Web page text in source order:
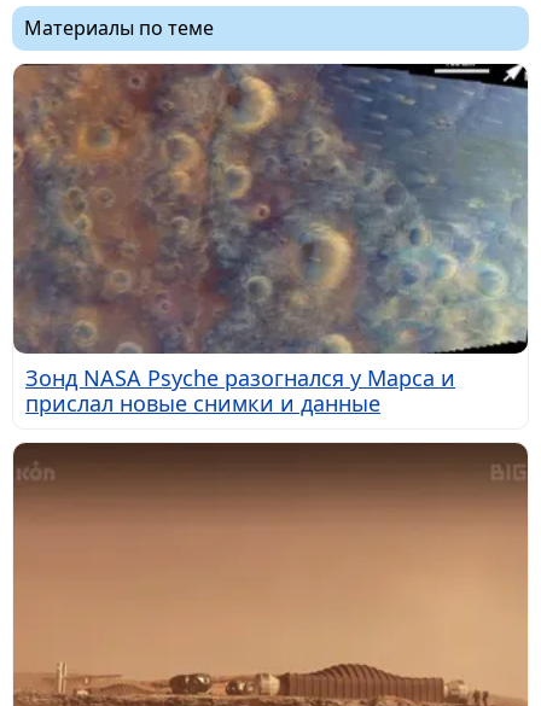
Материалы по теме
Зонд NASA Psyche разогнался у Марса и
прислал новые снимки и данные